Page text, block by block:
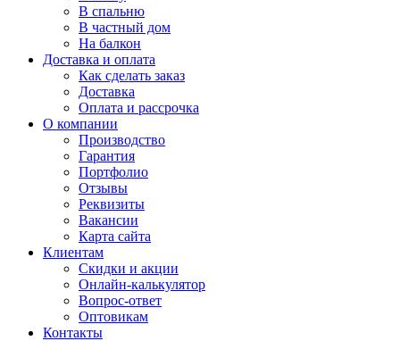
В спальню
В частный дом
На балкон
Доставка и оплата
Как сделать заказ
Доставка
Оплата и рассрочка
О компании
Производство
Гарантия
Портфолио
Отзывы
Реквизиты
Вакансии
Карта сайта
Клиентам
Скидки и акции
Онлайн-калькулятор
Вопрос-ответ
Оптовикам
Контакты